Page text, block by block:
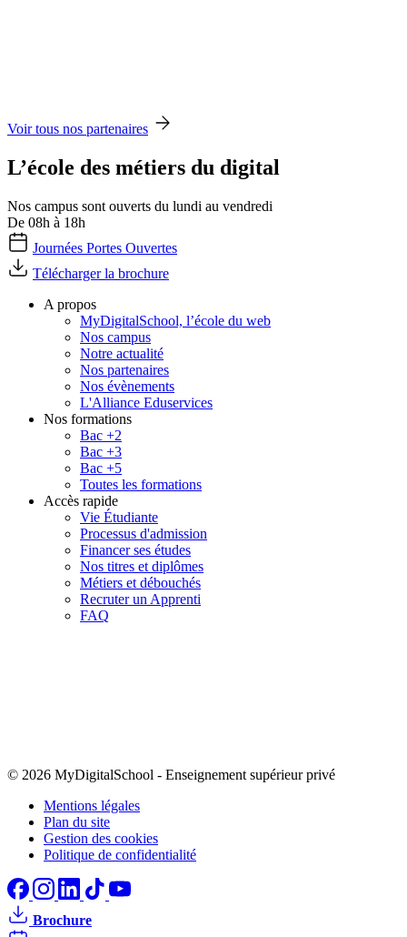
Voir tous nos partenaires
L’école des métiers du digital
Nos campus sont ouverts du lundi au vendredi
De 08h à 18h
Journées Portes Ouvertes
Télécharger la brochure
A propos
MyDigitalSchool, l’école du web
Nos campus
Notre actualité
Nos partenaires
Nos évènements
L'Alliance Eduservices
Nos formations
Bac +2
Bac +3
Bac +5
Toutes les formations
Accès rapide
Vie Étudiante
Processus d'admission
Financer ses études
Nos titres et diplômes
Métiers et débouchés
Recruter un Apprenti
FAQ
© 2026 MyDigitalSchool - Enseignement supérieur privé
Mentions légales
Plan du site
Gestion des cookies
Politique de confidentialité
Brochure